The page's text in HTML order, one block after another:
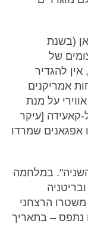
(בשנת
של
להגדיר
אמריקנים
על מנת
[עיקר
אפגאנים שמרדו
במלחמה
הרצחני
נתפס – בתאריך